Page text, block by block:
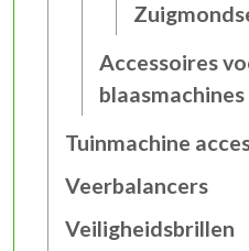
Accessoires
blaasmachines
Tuinmachine
Veerbalancers
Veiligheidsbrillen